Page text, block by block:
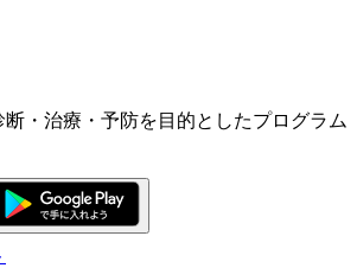
・治療・予防を目的としたプログラム